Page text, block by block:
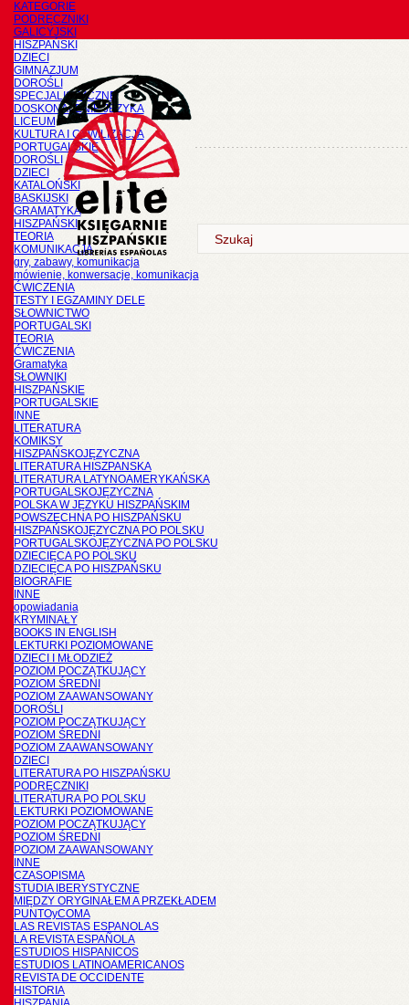
KATEGORIE
PODRĘCZNIKI
GALICYJSKI
HISZPAŃSKI
DZIECI
GIMNAZJUM
DOROŚLI
SPECJALISTYCZNE
DOSKONALENIE JĘZYKA
LICEUM
KULTURA I CYWILIZACJA
PORTUGALSKIE
DOROŚLI
DZIECI
KATALOŃSKI
BASKIJSKI
GRAMATYKA
HISZPAŃSKI
TEORIA
KOMUNIKACJA
gry, zabawy, komunikacja
mówienie, konwersacje, komunikacja
ĆWICZENIA
TESTY I EGZAMINY DELE
SŁOWNICTWO
PORTUGALSKI
TEORIA
ĆWICZENIA
Gramatyka
SŁOWNIKI
HISZPAŃSKIE
PORTUGALSKIE
INNE
LITERATURA
KOMIKSY
HISZPAŃSKOJĘZYCZNA
LITERATURA HISZPANSKA
LITERATURA LATYNOAMERYKAŃSKA
PORTUGALSKOJĘZYCZNA
POLSKA W JĘZYKU HISZPAŃSKIM
POWSZECHNA PO HISZPAŃSKU
HISZPAŃSKOJĘZYCZNA PO POLSKU
PORTUGALSKOJĘZYCZNA PO POLSKU
DZIECIĘCA PO POLSKU
DZIECIĘCA PO HISZPAŃSKU
BIOGRAFIE
INNE
opowiadania
KRYMINAŁY
BOOKS IN ENGLISH
LEKTURKI POZIOMOWANE
DZIECI I MŁODZIEŻ
POZIOM POCZĄTKUJĄCY
POZIOM ŚREDNI
POZIOM ZAAWANSOWANY
DOROŚLI
POZIOM POCZĄTKUJĄCY
POZIOM ŚREDNI
POZIOM ZAAWANSOWANY
DZIECI
LITERATURA PO HISZPAŃSKU
PODRĘCZNIKI
LITERATURA PO POLSKU
LEKTURKI POZIOMOWANE
POZIOM POCZĄTKUJĄCY
POZIOM ŚREDNI
POZIOM ZAAWANSOWANY
INNE
CZASOPISMA
STUDIA IBERYSTYCZNE
MIĘDZY ORYGINAŁEM A PRZEKŁADEM
PUNTOyCOMA
LAS REVISTAS ESPANOLAS
LA REVISTA ESPAÑOLA
ESTUDIOS HISPANICOS
ESTUDIOS LATINOAMERICANOS
REVISTA DE OCCIDENTE
HISTORIA